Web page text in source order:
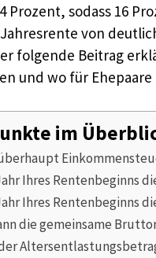
Prozent, sodass 16
von
folgende Beitrag
und wo für
im
Ihres Rentenbeginns
Ihres Rentenbeginns
die gemeinsame